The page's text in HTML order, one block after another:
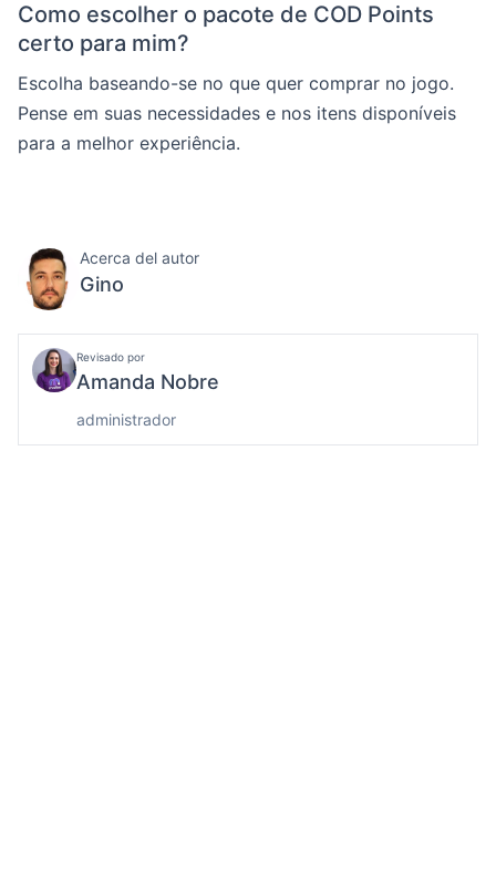
Como escolher o pacote de COD Points
certo para mim?
Escolha baseando-se no que quer comprar no jogo.
Pense em suas necessidades e nos itens disponíveis
para a melhor experiência.
Acerca del autor
Gino
Revisado por
Amanda Nobre
administrador